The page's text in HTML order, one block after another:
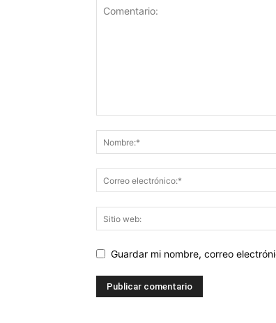
Guardar mi nombre, correo